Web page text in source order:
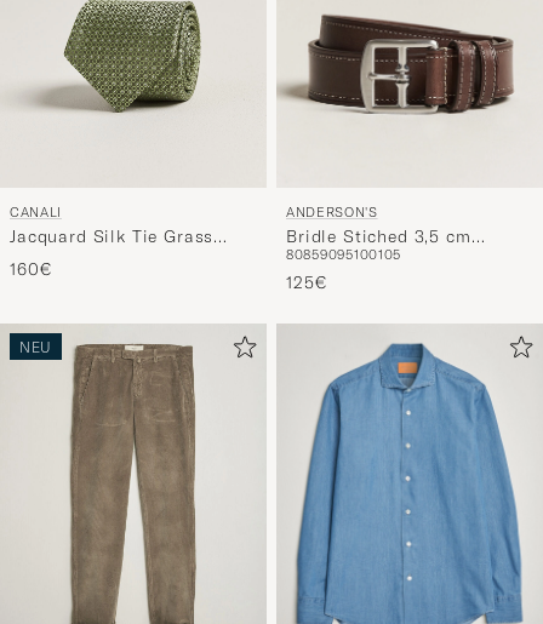
CANALI
Jacquard Silk Tie Grass
Green
160€
ANDERSON'S
Bridle Stiched 3,5 cm
Leather Belt Brown
80859095100105
125€
NEU